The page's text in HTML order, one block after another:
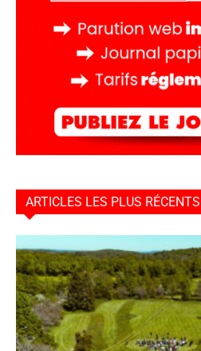
ARTICLES LES PLUS RÉCENTS